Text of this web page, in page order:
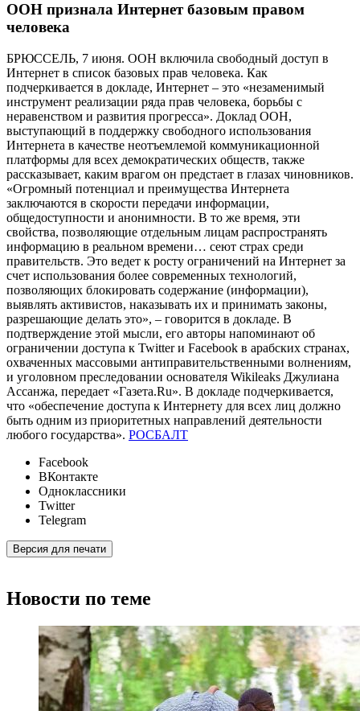
ООН признала Интернет базовым правом
человека
БРЮССЕЛЬ, 7 июня. ООН включила свободный доступ в
Интернет в список базовых прав человека. Как
подчеркивается в докладе, Интернет – это «незаменимый
инструмент реализации ряда прав человека, борьбы с
неравенством и развития прогресса». Доклад ООН,
выступающий в поддержку свободного использования
Интернета в качестве неотъемлемой коммуникационной
платформы для всех демократических обществ, также
рассказывает, каким врагом он предстает в глазах чиновников.
«Огромный потенциал и преимущества Интернета
заключаются в скорости передачи информации,
общедоступности и анонимности. В то же время, эти
свойства, позволяющие отдельным лицам распространять
информацию в реальном времени… сеют страх среди
правительств. Это ведет к росту ограничений на Интернет за
счет использования более современных технологий,
позволяющих блокировать содержание (информации),
выявлять активистов, наказывать их и принимать законы,
разрешающие делать это», – говорится в докладе. В
подтверждение этой мысли, его авторы напоминают об
ограничении доступа к Twitter и Facebook в арабских странах,
охваченных массовыми антиправительственными волнениям,
и уголовном преследовании основателя Wikileaks Джулиана
Ассанжа, передает «Газета.Ru». В докладе подчеркивается,
что «обеспечение доступа к Интернету для всех лиц должно
быть одним из приоритетных направлений деятельности
любого государства». РОСБАЛТ
Facebook
ВКонтакте
Одноклассники
Twitter
Telegram
Версия для печати
Новости по теме